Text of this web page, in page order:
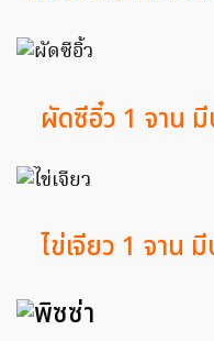
ผัดซีอิ๋ว 1 จาน
ไข่เจียว 1 จาน